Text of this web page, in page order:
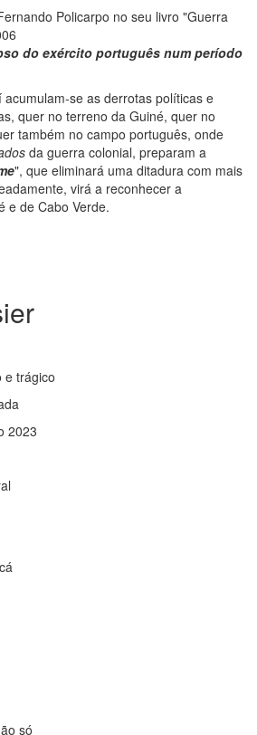
Policarpo no seu livro "Guerra
do exército português num período
se as derrotas políticas e
quer no terreno da Guiné, quer no
também no campo português, onde
da guerra colonial, preparam a
", que eliminará uma ditadura com mais
virá a reconhecer a
e de Cabo Verde.
e trágico
2023
só